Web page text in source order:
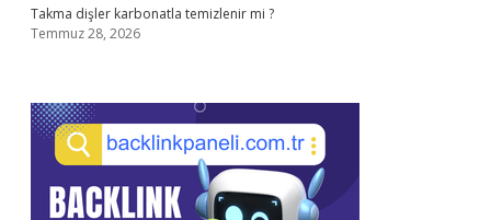
Takma dişler karbonatla temizlenir mi ?
Temmuz 28, 2026